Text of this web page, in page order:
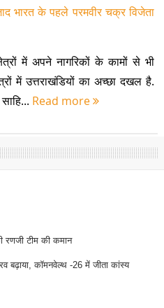
में अपने नागरिकों के कामों से भी
में उत्तराखंडियों का अच्छा दखल है.
Read more
रणजी टीम की कमान
बढ़ाया, कॉमनवेल्थ -26 में जीता कांस्य